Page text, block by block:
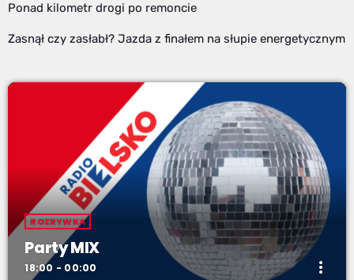
Ponad kilometr drogi po remoncie
Zasnął czy zasłabł? Jazda z finałem na słupie energetycznym
ROZRYWKA
Party MIX
18:00 - 00:00 more_vert